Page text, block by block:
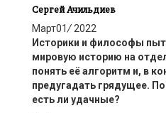
Сергей Ачильдиев
Март01/ 2022
Историки и философы
мировую историю на
понять её алгоритм и, в
предугадать грядущее.
есть ли удачные?